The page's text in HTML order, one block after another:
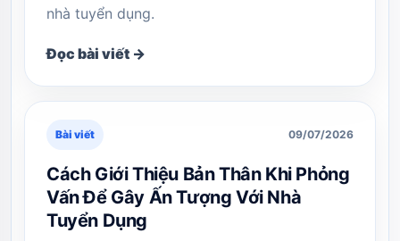
nhà tuyển dụng.
Đọc bài viết →
Bài viết 09/07/2026
Cách Giới Thiệu Bản Thân Khi Phỏng
Vấn Để Gây Ấn Tượng Với Nhà
Tuyển Dụng